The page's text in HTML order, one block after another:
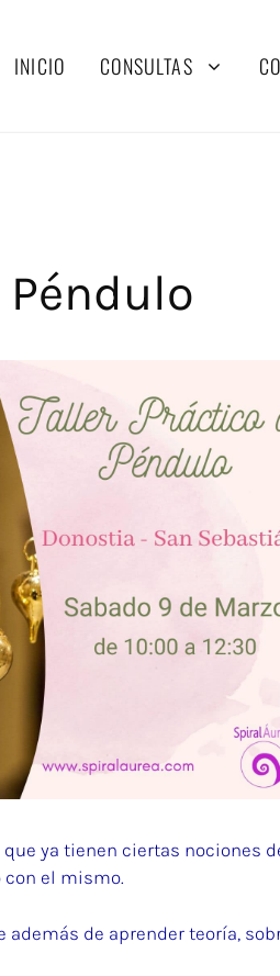
INICIO CONSULTAS
ya tienen ciertas nociones
con el mismo.
además de aprender teoría,